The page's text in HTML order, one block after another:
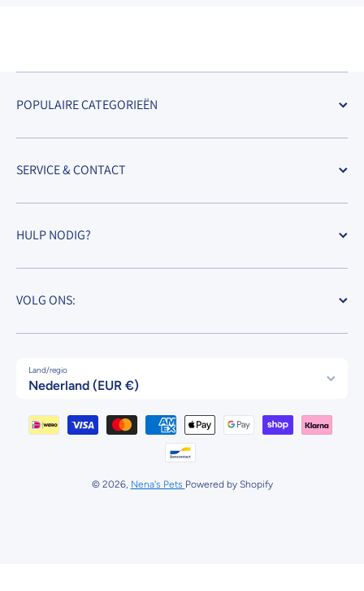
POPULAIRE CATEGORIEËN
SERVICE & CONTACT
HULP NODIG?
VOLG ONS:
Land/regio
Nederland (EUR €)
Betaalmethodes
© 2026, Nena's Pets Powered by Shopify